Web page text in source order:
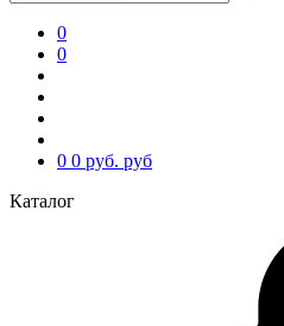
0
0
0 0 руб. руб
Каталог